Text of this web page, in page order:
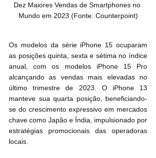
Dez Maiores Vendas de Smartphones no
Mundo em 2023 (Fonte: Counterpoint)
Os modelos da série iPhone 15 ocuparam
as posições quinta, sexta e sétima no índice
anual, com os modelos iPhone 15 Pro
alcançando as vendas mais elevadas no
último trimestre de 2023. O iPhone 13
manteve sua quarta posição, beneficiando-
se do crescimento expressivo em mercados
chave como Japão e Índia, impulsionado por
estratégias promocionais das operadoras
locais.